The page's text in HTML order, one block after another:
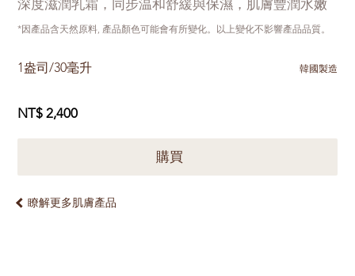
深度滋潤乳霜，同步温和舒緩與保濕，肌膚豐潤水嫩
*因產品含天然原料, 產品顏色可能會有所變化。以上變化不影響產品品質。
1盎司/30毫升 韓國製造
NT$ 2,400
購買
瞭解更多肌膚產品